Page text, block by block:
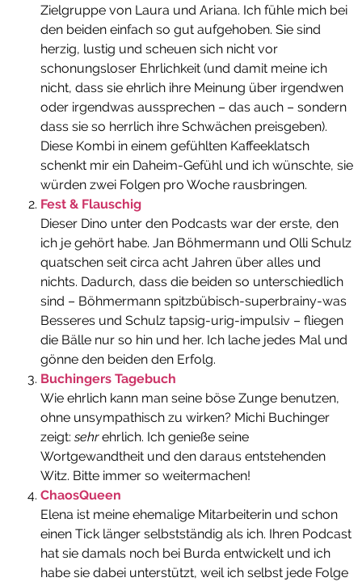
Zielgruppe von Laura und Ariana. Ich fühle mich bei
den beiden einfach so gut aufgehoben. Sie sind
herzig, lustig und scheuen sich nicht vor
schonungsloser Ehrlichkeit (und damit meine ich
nicht, dass sie ehrlich ihre Meinung über irgendwen
oder irgendwas aussprechen – das auch – sondern
dass sie so herrlich ihre Schwächen preisgeben).
Diese Kombi in einem gefühlten Kaffeeklatsch
schenkt mir ein Daheim-Gefühl und ich wünschte, sie
würden zwei Folgen pro Woche rausbringen.
Fest & Flauschig
Dieser Dino unter den Podcasts war der erste, den
ich je gehört habe. Jan Böhmermann und Olli Schulz
quatschen seit circa acht Jahren über alles und
nichts. Dadurch, dass die beiden so unterschiedlich
sind – Böhmermann spitzbübisch-superbrainy-was
Besseres und Schulz tapsig-urig-impulsiv – fliegen
die Bälle nur so hin und her. Ich lache jedes Mal und
gönne den beiden den Erfolg.
Buchingers Tagebuch
Wie ehrlich kann man seine böse Zunge benutzen,
ohne unsympathisch zu wirken? Michi Buchinger
zeigt: sehrehrlich. Ich genieße seine
Wortgewandtheit und den daraus entstehenden
Witz. Bitte immer so weitermachen!
ChaosQueen
Elena ist meine ehemalige Mitarbeiterin und schon
einen Tick länger selbstständig als ich. Ihren Podcast
hat sie damals noch bei Burda entwickelt und ich
habe sie dabei unterstützt, weil ich selbst jede Folge